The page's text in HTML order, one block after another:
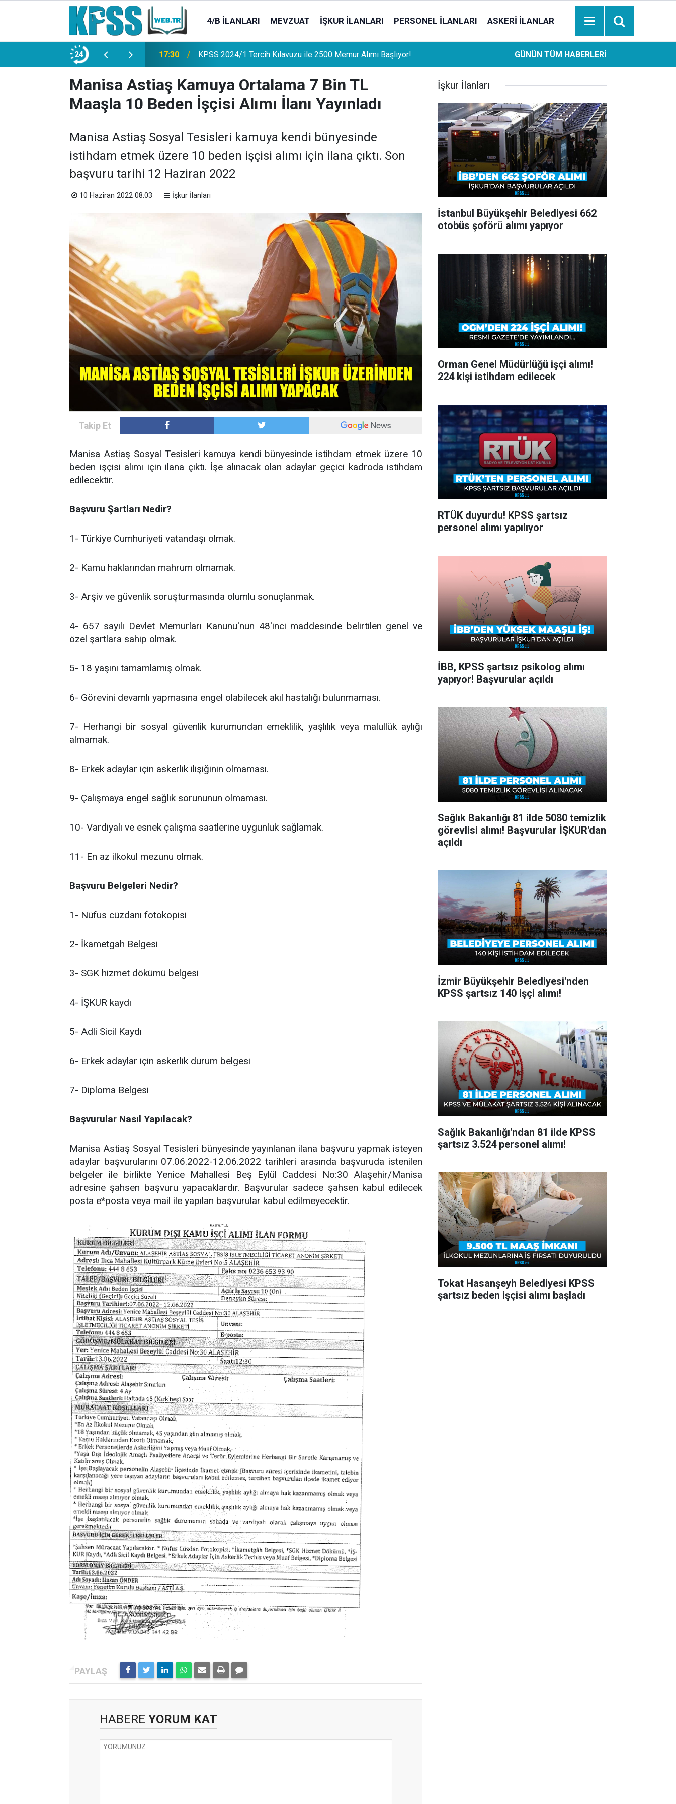
4/B İLANLARI MEVZUAT İŞKUR İLANLARI PERSONEL İLANLARI ASKERI İLANLAR
24
Memur Alımı Başlıyor! 21:20 TL Mevduat Sahipleri İçin Önemli Gelişme: Stopaj Oranları Artıyor!
Ziraat Bankası başvuran emeklilere hemen ödeme
hesaplara geçiyor
GÜNÜN TÜM HABERLERI
Manisa Astiaş Kamuya Ortalama 7 Bin TL
Maaşla 10 Beden İşçisi Alımı İlanı Yayınladı
Manisa Astiaş Sosyal Tesisleri kamuya kendi bünyesinde
istihdam etmek üzere 10 beden işçisi alımı için ilana çıktı. Son
başvuru tarihi 12 Haziran 2022
10 Haziran 2022 08:03 İşkur İlanları
Manisa Astiaş Sosyal Tesisleri kamuya kendi bünyesinde istihdam etmek üzere 10
beden işçisi alımı için ilana çıktı. İşe alınacak olan adaylar geçici kadroda istihdam
edilecektir.
Başvuru Şartları Nedir?
1- Türkiye Cumhuriyeti vatandaşı olmak.
2- Kamu haklarından mahrum olmamak.
3- Arşiv ve güvenlik soruşturmasında olumlu sonuçlanmak.
4- 657 sayılı Devlet Memurları Kanunu'nun 48'inci maddesinde belirtilen genel ve
özel şartlara sahip olmak.
5- 18 yaşını tamamlamış olmak.
6- Görevini devamlı yapmasına engel olabilecek akıl hastalığı bulunmaması.
7- Herhangi bir sosyal güvenlik kurumundan emeklilik, yaşlılık veya malullük aylığı
almamak.
8- Erkek adaylar için askerlik ilişiğinin olmaması.
9- Çalışmaya engel sağlık sorununun olmaması.
10- Vardiyalı ve esnek çalışma saatlerine uygunluk sağlamak.
11- En az ilkokul mezunu olmak.
Başvuru Belgeleri Nedir?
1- Nüfus cüzdanı fotokopisi
2- İkametgah Belgesi
3- SGK hizmet dökümü belgesi
4- İŞKUR kaydı
5- Adli Sicil Kaydı
6- Erkek adaylar için askerlik durum belgesi
7- Diploma Belgesi
Başvurular Nasıl Yapılacak?
Manisa Astiaş Sosyal Tesisleri bünyesinde yayınlanan ilana başvuru yapmak isteyen
adaylar başvurularını 07.06.2022-12.06.2022 tarihleri arasında başvuruda istenilen
belgeler ile birlikte Yenice Mahallesi Beş Eylül Caddesi No:30 Alaşehir/Manisa
adresine şahsen başvuru yapacaklardır. Başvurular sadece şahsen kabul edilecek
posta e*posta veya mail ile yapılan başvurular kabul edilmeyecektir.
HABERE YORUM KAT
İşkur İlanları
İstanbul Büyükşehir Belediyesi 662
otobüs şoförü alımı yapıyor
Orman Genel Müdürlüğü işçi alımı!
224 kişi istihdam edilecek
RTÜK duyurdu! KPSS şartsız
personel alımı yapılıyor
İBB, KPSS şartsız psikolog alımı
yapıyor! Başvurular açıldı
Sağlık Bakanlığı 81 ilde 5080 temizlik
görevlisi alımı! Başvurular İŞKUR'dan
açıldı
İzmir Büyükşehir Belediyesi'nden
KPSS şartsız 140 işçi alımı!
Sağlık Bakanlığı'ndan 81 ilde KPSS
şartsız 3.524 personel alımı!
Tokat Hasanşeyh Belediyesi KPSS
şartsız beden işçisi alımı başladı